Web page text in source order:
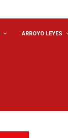
ARROYO LEYES